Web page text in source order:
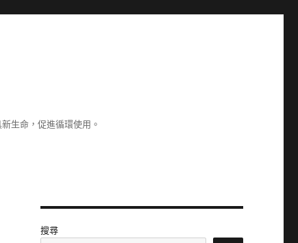
生命，促進循環使用。
搜尋